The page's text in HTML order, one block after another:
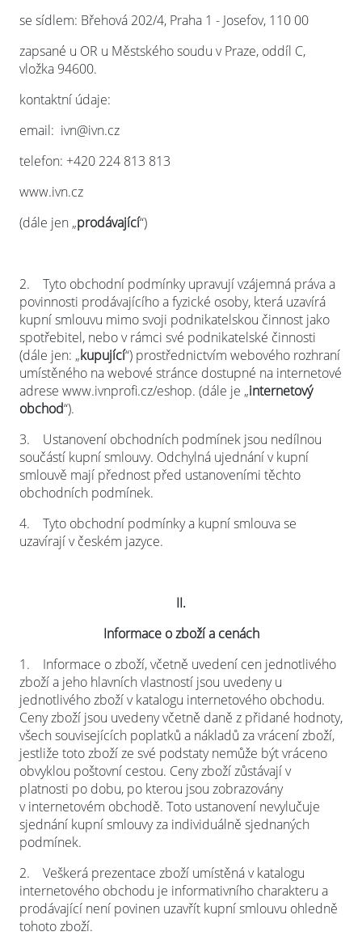
se sídlem: Břehová 202/4, Praha 1 - Josefov, 110 00
zapsané u OR u Městského soudu v Praze, oddíl C,
vložka 94600.
kontaktní údaje:
email: ivn@ivn.cz
telefon: +420 224 813 813
www.ivn.cz
(dále jen „prodávající“)
2. Tyto obchodní podmínky upravují vzájemná práva a
povinnosti prodávajícího a fyzické osoby, která uzavírá
kupní smlouvu mimo svoji podnikatelskou činnost jako
spotřebitel, nebo v rámci své podnikatelské činnosti
(dále jen: „kupující“) prostřednictvím webového rozhraní
umístěného na webové stránce dostupné na internetové
adrese www.ivnprofi.cz/eshop. (dále je „internetový
obchod“).
3. Ustanovení obchodních podmínek jsou nedílnou
součástí kupní smlouvy. Odchylná ujednání v kupní
smlouvě mají přednost před ustanoveními těchto
obchodních podmínek.
4. Tyto obchodní podmínky a kupní smlouva se
uzavírají v českém jazyce.
II.
Informace o zboží a cenách
1. Informace o zboží, včetně uvedení cen jednotlivého
zboží a jeho hlavních vlastností jsou uvedeny u
jednotlivého zboží v katalogu internetového obchodu.
Ceny zboží jsou uvedeny včetně daně z přidané hodnoty,
všech souvisejících poplatků a nákladů za vrácení zboží,
jestliže toto zboží ze své podstaty nemůže být vráceno
obvyklou poštovní cestou. Ceny zboží zůstávají v
platnosti po dobu, po kterou jsou zobrazovány
v internetovém obchodě. Toto ustanovení nevylučuje
sjednání kupní smlouvy za individuálně sjednaných
podmínek.
2. Veškerá prezentace zboží umístěná v katalogu
internetového obchodu je informativního charakteru a
prodávající není povinen uzavřít kupní smlouvu ohledně
tohoto zboží.